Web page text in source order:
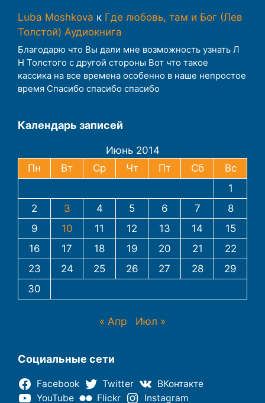
Luba Moshkova к Где любовь, там и Бог (Лев
Толстой) Аудиокнига
Благодарю что Вы дали мне возможность узнать Л
Н Толстого с другой стороны Вот что такое
кассика на все времена особенно в наше непростое
время Спасибо спасибо спасибо
Календарь записей
Июнь 2014
Пн
Вт Ср Чт Пт Сб
Вс
1
2
3 4 5 6 7
8
9
10 11 12 13 14
15
16
17 18 19 20 21
22
23
24 25 26 27 28
29
30
« Апр Июл »
Социальные сети
Facebook Twitter
ВКонтакте
YouTube
Flickr Instagram